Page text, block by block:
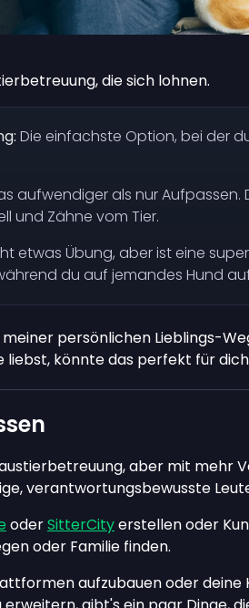
die sich lohnen.
Die einfachste Option, bei der
aufwendiger als nur Aufpassen.
und Zähne vom Tier.
etwas Übung, aber ist eine
du auf jemandes Hund
persönlichen Lieblings-
liebst, könnte das perfekt für
aber mit mehr
verantwortungsbewusste
oderSitterCityerstellen oder
oder Familie finden.
aufzubauen oder deine